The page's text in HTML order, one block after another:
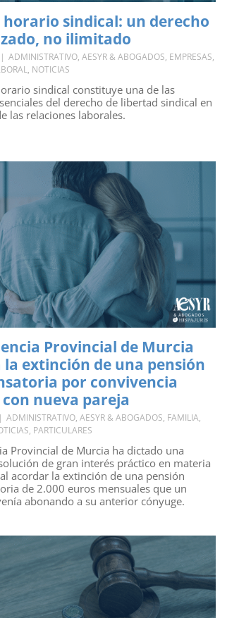
horario sindical: un derecho
no ilimitado
| ADMINISTRATIVO, AESYR & ABOGADOS, EMPRESAS,
, NOTICIAS
sindical constituye una de las
del derecho de libertad sindical en
las relaciones laborales.
Provincial de Murcia
la extinción de una pensión
por convivencia
nueva pareja
| ADMINISTRATIVO, AESYR & ABOGADOS, FAMILIA,
, PARTICULARES
Provincial de Murcia ha dictado una
de gran interés práctico en materia
acordar la extinción de una pensión
de 2.000 euros mensuales que un
abonando a su anterior cónyuge.